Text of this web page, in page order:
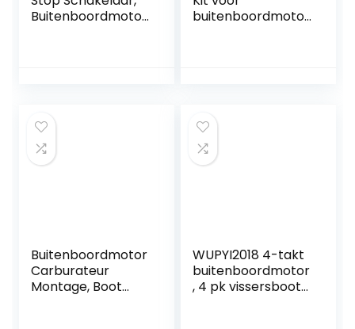
Buitenboordmotor
buitenboordmotor
Cord
Buitenboordmotor
Carburateur
Montage, Boot
WUPYI2018 4-takt
buitenboordmotor
, 4 pk vissersboot